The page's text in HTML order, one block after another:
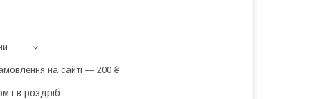
на сайті — 200 ₴
і в роздріб